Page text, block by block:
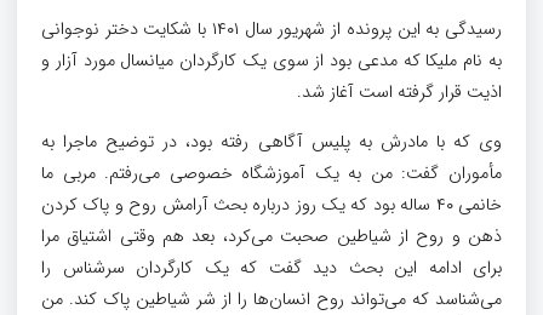
رسیدگی به این پرونده از شهریور سال ۱۴۰۱ با شکایت دختر نوجوانی
به نام ملیکا که مدعی بود از سوی یک کارگردان میانسال مورد آزار و
اذیت قرار گرفته است آغاز شد.
وی که با مادرش به پلیس آگاهی رفته بود، در توضیح ماجرا به
مأموران گفت: من به یک آموزشگاه خصوصی می‌رفتم. مربی ما
خانمی ۴۰ ساله بود که یک روز درباره بحث آرامش روح و پاک کردن
ذهن و روح از شیاطین صحبت می‌کرد، بعد هم وقتی اشتیاق مرا
برای ادامه این بحث دید گفت که یک کارگردان سرشناس را
می‌شناسد که می‌تواند روح انسان‌ها را از شر شیاطین پاک کند. من